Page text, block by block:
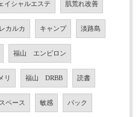
イシャルエステ 肌荒れ改善
カルカ キャンプ 淡路島
福山 エンビロン
リ 福山 DRBB 読書
ペース 敏感 パック